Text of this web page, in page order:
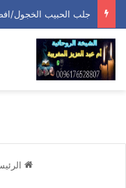
جلب الحبيب الخجول/افضل شيخة